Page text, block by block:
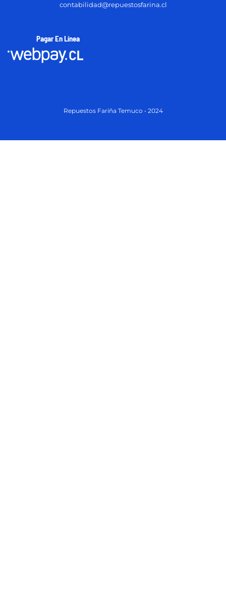
contabilidad@repuestosfarina.cl
Pagar En Línea
Repuestos Fariña Temuco • 2024